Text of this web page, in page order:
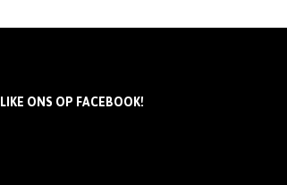
LIKE ONS OP FACEBOOK!